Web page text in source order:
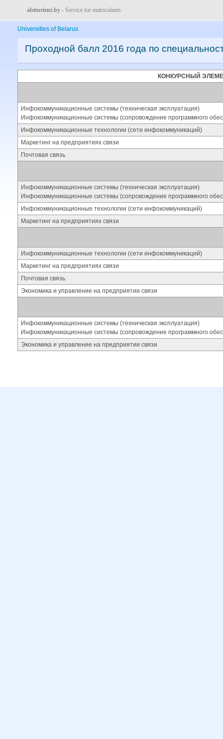
abiturient.by - Service for matriculants
Universities of Belarus
Проходной балл 2016 года по
КОНКУРСНЫЙ
Инфокоммуникационные системы (техническая эксплуатация)
Инфокоммуникационные системы (сопровождение программного
Инфокоммуникационные технологии (сети инфокоммуникаций)
Маркетинг на предприятиях связи
Почтовая связь
Инфокоммуникационные системы (техническая эксплуатация)
Инфокоммуникационные системы (сопровождение программного
Инфокоммуникационные технологии (сети инфокоммуникаций)
Маркетинг на предприятиях связи
Инфокоммуникационные технологии (сети инфокоммуникаций)
Маркетинг на предприятиях связи
Почтовая связь
Экономика и управление на предприятии связи
Инфокоммуникационные системы (техническая эксплуатация)
Инфокоммуникационные системы (сопровождение программного
Экономика и управление на предприятии связи